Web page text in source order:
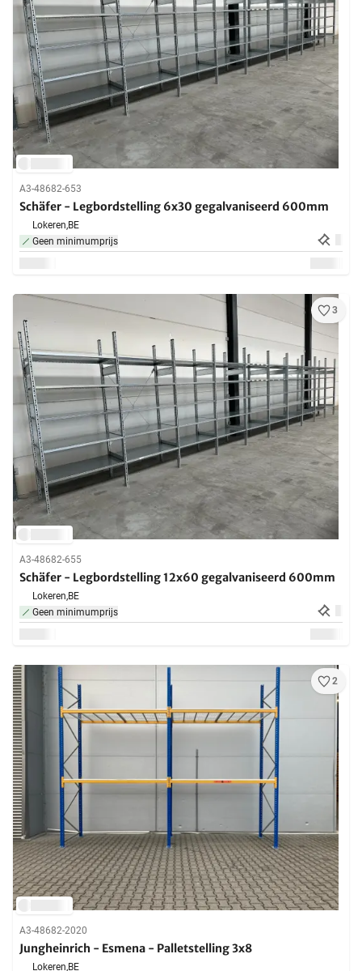
A3-48682-653
Schäfer - Legbordstelling 6x30 gegalvaniseerd 600mm
Lokeren,BE
Geen minimumprijs
3
A3-48682-655
Schäfer - Legbordstelling 12x60 gegalvaniseerd 600mm
Lokeren,BE
Geen minimumprijs
2
A3-48682-2020
Jungheinrich - Esmena - Palletstelling 3x8
Lokeren,BE